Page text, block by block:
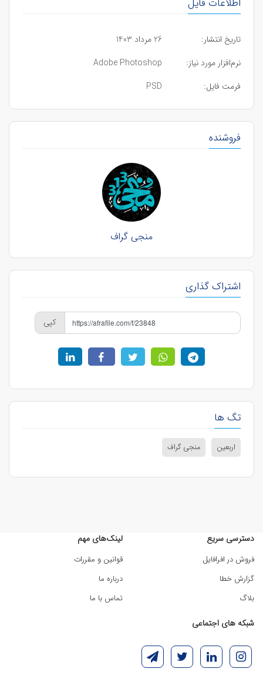
اطلاعات فایل
تاریخ انتشار:
26 مرداد 1403
نرم‌افزار مورد نیاز:
Adobe Photoshop
فرمت فایل:
PSD
فروشنده
منجی گراف
اشتراک گذاری
کپی
تگ ها
اربعین منجی گراف
دسترسی سریع
فروش در افرافایل
گزارش خطا
بلاگ
لینک‌های مهم
قوانین و مقررات
درباره ما
تماس با ما
شبکه های اجتماعی